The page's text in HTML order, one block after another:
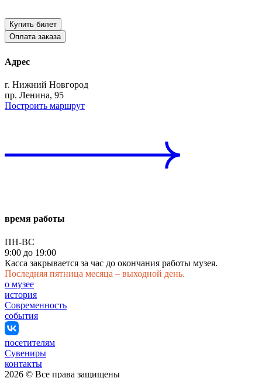
Купить билет
Оплата заказа
Адрес
г. Нижний Новгород
пр. Ленина, 95
Построить маршрут
время работы
ПН-ВС
9:00 до 19:00
Касса закрывается за час до окончания работы музея.
Последняя пятница месяца – выходной день.
о музее
история
Современность
события
посетителям
Сувениры
контакты
2026 © Все права защищены